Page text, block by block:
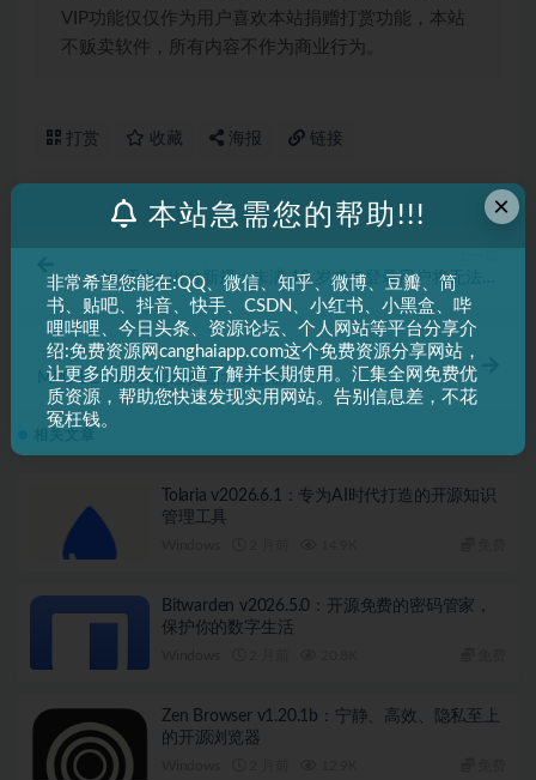
VIP功能仅仅作为用户喜欢本站捐赠打赏功能，本站
不贩卖软件，所有内容不作为商业行为。
打赏 收藏 海报 链接
YouTube 出台新规：未满 18 岁或未登录用户将无法观
看“暴力游戏”有关内容
下一篇
MPC-BE v1.8.8 超经典强大播放器
Tolaria v2026.6.1：专为AI时代打造的开源知识
管理工具
Bitwarden v2026.5.0：开源免费的密码管家，
保护你的数字生活
Zen Browser v1.20.1b：宁静、高效、隐私至上
的开源浏览器
×
本站急需您的帮助!!!
非常希望您能在:QQ、微信、知乎、微博、豆瓣、简
书、贴吧、抖音、快手、CSDN、小红书、小黑盒、哔
哩哔哩、今日头条、资源论坛、个人网站等平台分享介
绍:免费资源网canghaiapp.com这个免费资源分享网站，
让更多的朋友们知道了解并长期使用。汇集全网免费优
质资源，帮助您快速发现实用网站。告别信息差，不花
冤枉钱。